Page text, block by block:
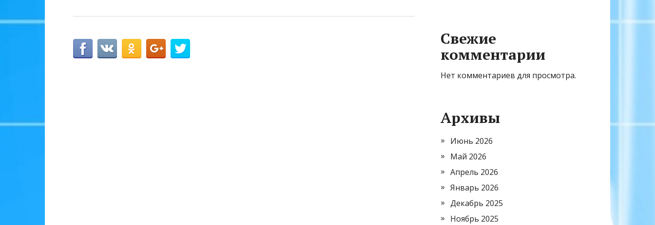
Свежие
комментарии
Нет комментариев для просмотра.
Архивы
Июнь 2026
Май 2026
Апрель 2026
Январь 2026
Декабрь 2025
Ноябрь 2025